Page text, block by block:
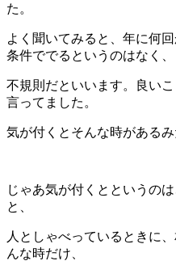
た。
よく聞いてみると、年に何
条件ででるというのはなく、
不規則だといいます。良い
言ってました。
気が付くとそんな時がある
じゃあ気が付くとというの
と、
人としゃべっているときに
んな時だけ、